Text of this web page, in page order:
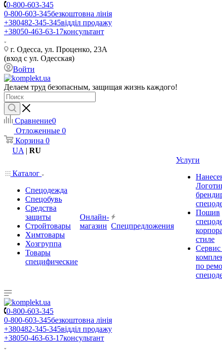
0-800-603-345
0-800-603-345безкоштовна лінія
+380482-345-345відділ продажу
+38050-463-63-17консультант
г. Одесса, ул. Проценко, 23А
(вход с ул. Одесская)
Войти
Делаем труд безопасным, защищая жизнь каждого!
Сравнение0
Отложенные 0
Корзина 0
UA | RU
Каталог
Спецодежда
Спецобувь
Средства
защиты
Стройтовары
Химтовары
Хозгруппа
Товары
специфические
Онлайн-
магазин Спецпредложения
Услуги
Пошив
стиле
по
0-800-603-345
0-800-603-345безкоштовна лінія
+380482-345-345відділ продажу
+38050-463-63-17консультант